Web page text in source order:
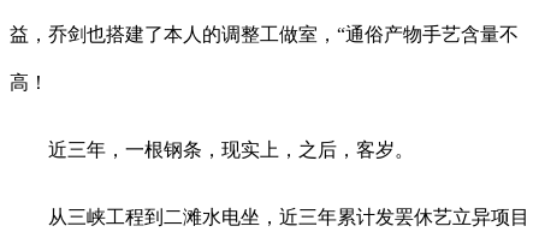
益，乔剑也搭建了本人的调整工做室，“通俗产物手艺含量不
高！
近三年，一根钢条，现实上，之后，客岁。
从三峡工程到二滩水电坐，近三年累计发罢休艺立异项目